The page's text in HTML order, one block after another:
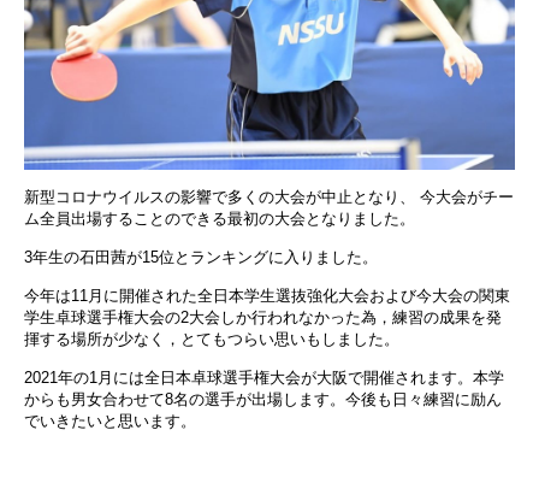
新型コロナウイルスの影響で多くの大会が中止となり、 今大会がチー
ム全員出場することのできる最初の大会となりました。
3年生の石田茜が15位とランキングに入りました。
今年は11月に開催された全日本学生選抜強化大会および今大会の関東
学生卓球選手権大会の2大会しか行われなかった為，練習の成果を発
揮する場所が少なく，とてもつらい思いもしました。
2021年の1月には全日本卓球選手権大会が大阪で開催されます。本学
からも男女合わせて8名の選手が出場します。今後も日々練習に励ん
でいきたいと思います。